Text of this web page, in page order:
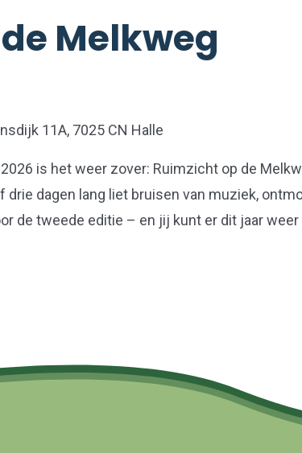
Melkweg
11A, 7025 CN Halle
is het weer zover: Ruimzicht op de
drie dagen lang liet bruisen van muziek,
de tweede editie – en jij kunt er dit jaar